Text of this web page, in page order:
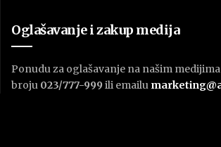
Oglašavanje i zakup medija
Ponudu za oglašavanje na našim
broju 023/777-999 ili emailu